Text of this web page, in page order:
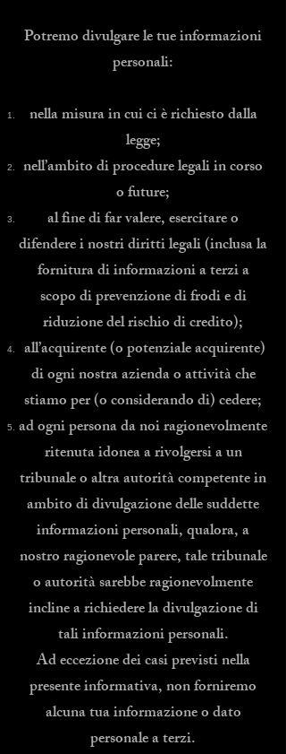
Potremo divulgare le tue informazioni
personali:
nella misura in cui ci è richiesto dalla
legge;
nell’ambito di procedure legali in corso
o future;
al fine di far valere, esercitare o
difendere i nostri diritti legali (inclusa la
fornitura di informazioni a terzi a
scopo di prevenzione di frodi e di
riduzione del rischio di credito);
all’acquirente (o potenziale acquirente)
di ogni nostra azienda o attività che
stiamo per (o considerando di) cedere;
ad ogni persona da noi ragionevolmente
ritenuta idonea a rivolgersi a un
tribunale o altra autorità competente in
ambito di divulgazione delle suddette
informazioni personali, qualora, a
nostro ragionevole parere, tale tribunale
o autorità sarebbe ragionevolmente
incline a richiedere la divulgazione di
tali informazioni personali.
Ad eccezione dei casi previsti nella
presente informativa, non forniremo
alcuna tua informazione o dato
personale a terzi.